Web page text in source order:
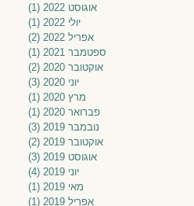
אוגוסט 2022
(1)
יולי 2022
(1)
אפריל 2022
(2)
ספטמבר 2021
(1)
אוקטובר 2020
(2)
יוני 2020
(3)
מרץ 2020
(1)
פברואר 2020
(1)
נובמבר 2019
(3)
אוקטובר 2019
(2)
אוגוסט 2019
(3)
יוני 2019
(4)
מאי 2019
(1)
אפריל 2019
(1)